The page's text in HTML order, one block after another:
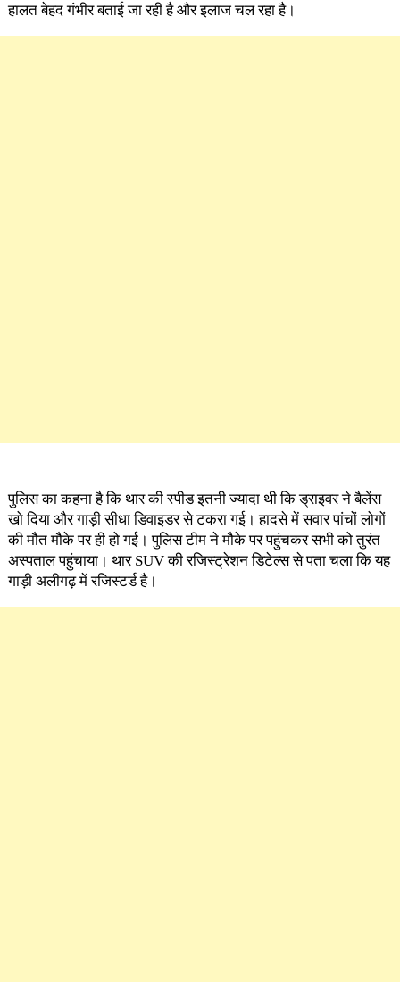
हालत बेहद गंभीर बताई जा रही है और इलाज चल रहा है।
पुलिस का कहना है कि थार की स्पीड इतनी ज्यादा थी कि ड्राइवर ने बैलेंस
खो दिया और गाड़ी सीधा डिवाइडर से टकरा गई। हादसे में सवार पांचों लोगों
की मौत मौके पर ही हो गई। पुलिस टीम ने मौके पर पहुंचकर सभी को तुरंत
अस्पताल पहुंचाया। थार SUV की रजिस्ट्रेशन डिटेल्स से पता चला कि यह
गाड़ी अलीगढ़ में रजिस्टर्ड है।